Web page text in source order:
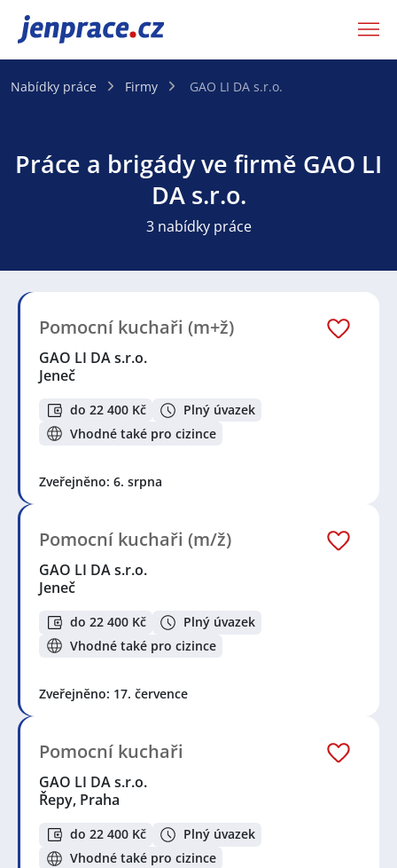
JenPráce.cz
Nabídky práce Firmy GAO LI DA s.r.o.
Práce a brigády ve firmě GAO LI
DA s.r.o.
3 nabídky práce
Pomocní kuchaři (m+ž)
GAO LI DA s.r.o.
Jeneč
do 22 400 Kč
Plný úvazek
Vhodné také pro cizince
Zveřejněno: 6. srpna
Pomocní kuchaři (m/ž)
GAO LI DA s.r.o.
Jeneč
do 22 400 Kč
Plný úvazek
Vhodné také pro cizince
Zveřejněno: 17. července
Pomocní kuchaři
GAO LI DA s.r.o.
Řepy, Praha
do 22 400 Kč
Plný úvazek
Vhodné také pro cizince